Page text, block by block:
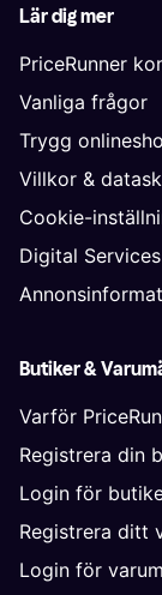
Lär dig mer
PriceRunner
Vanliga frågor
Trygg
Villkor &
Cookie-
Digital
Butiker &
Varför
Registrera din
Login för
Registrera ditt
Login för